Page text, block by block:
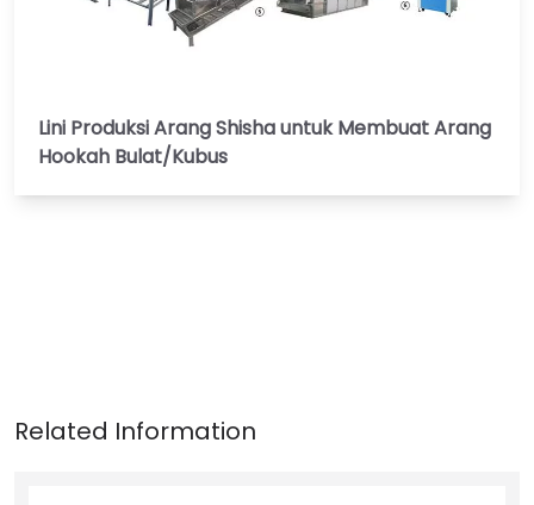
Lini Produksi Arang Shisha untuk Membuat Arang
Hookah Bulat/Kubus